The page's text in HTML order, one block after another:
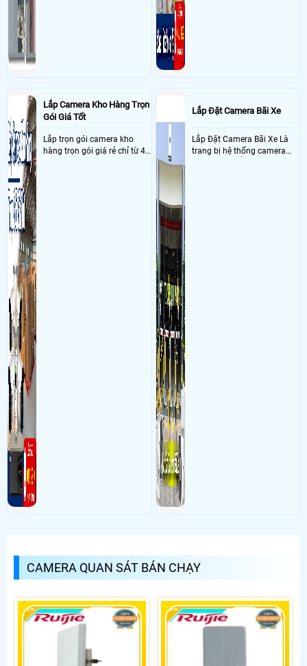
Lắp Camera Kho Hàng Trọn
Gói Giá Tốt
Lắp trọn gói camera kho
hàng trọn gói giá rẻ chỉ từ 4
Lắp Đặt Camera Bãi Xe
Lắp Đặt Camera Bãi Xe Là
trang bị hệ thống camera
CAMERA QUAN SÁT BÁN CHẠY